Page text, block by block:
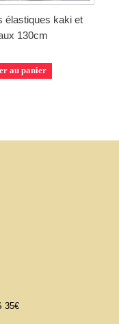
élastiques kaki et
130cm
au panier
35€